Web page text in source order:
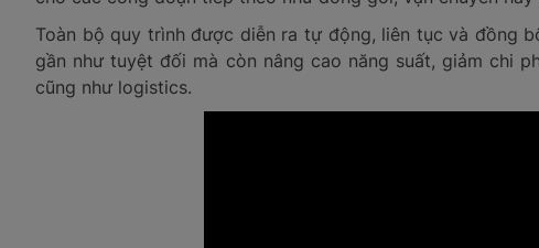
Toàn bộ quy trình được diễn ra tự động, liên tục và đồng
gần như tuyệt đối mà còn nâng cao năng suất, giảm chi
cũng như logistics.